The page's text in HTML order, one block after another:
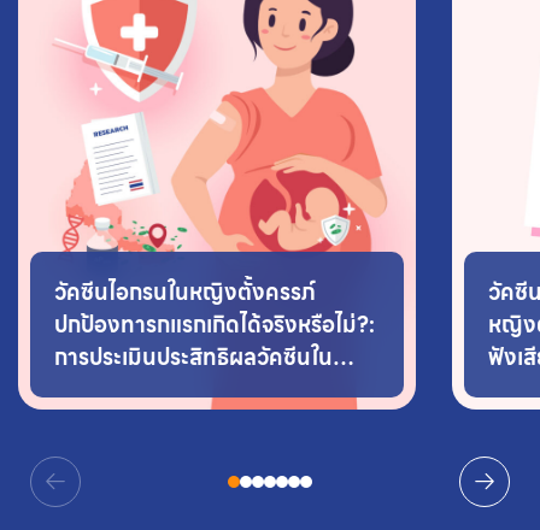
วัคซีนไอกรนในหญิงตั้งครรภ์
ปกป้องทารกแรกเกิดได้จริงหรือไม่?:
การประเมินประสิทธิผลวัคซีนใน
สถานการณ์ระบาดจริง
วัคซี
หญิง
ฟังเ